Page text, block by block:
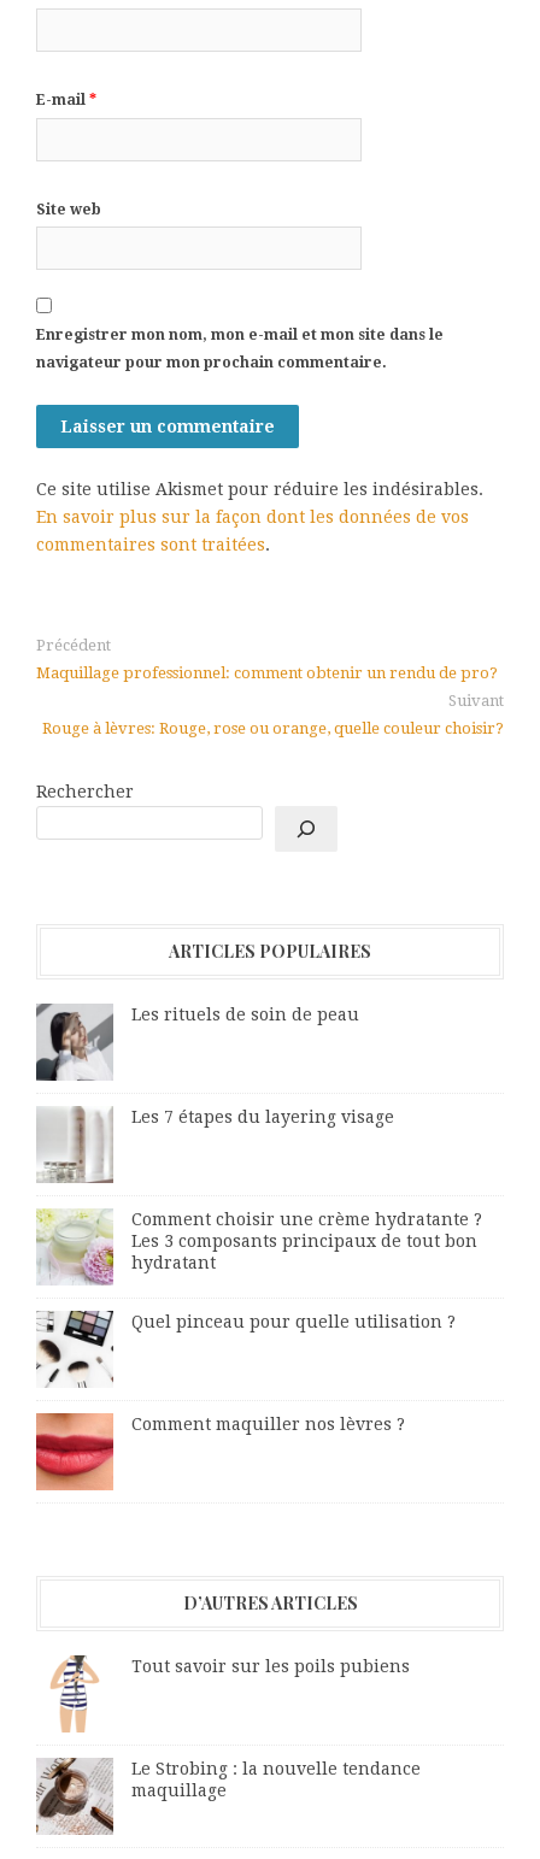
E-mail *
Site web
Enregistrer mon nom, mon e-mail et mon site dans le
navigateur pour mon prochain commentaire.
Ce site utilise Akismet pour réduire les indésirables.
En savoir plus sur la façon dont les données de vos
commentaires sont traitées.
Précédent
Maquillage professionnel: comment obtenir un rendu de pro?
Suivant
Rouge à lèvres: Rouge, rose ou orange, quelle couleur choisir?
Rechercher
ARTICLES POPULAIRES
Les rituels de soin de peau
Les 7 étapes du layering visage
Comment choisir une crème hydratante ?
Les 3 composants principaux de tout bon
hydratant
Quel pinceau pour quelle utilisation ?
Comment maquiller nos lèvres ?
D’AUTRES ARTICLES
Tout savoir sur les poils pubiens
Le Strobing : la nouvelle tendance
maquillage